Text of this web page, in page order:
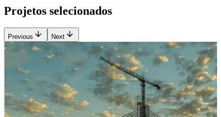
Projetos selecionados
Previous Next